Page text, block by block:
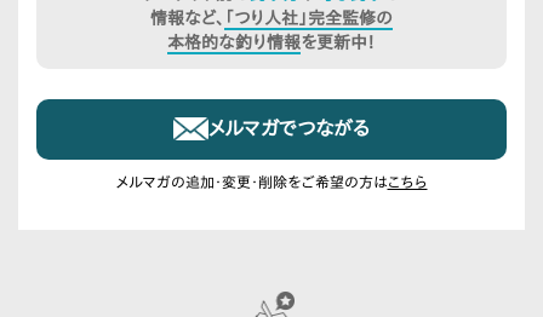
情報など、
「つり人社」完全監修の
本格的な釣り情報を更新中！
メルマガでつながる
メルマガの追加・変更・削除をご希望の方はこちら